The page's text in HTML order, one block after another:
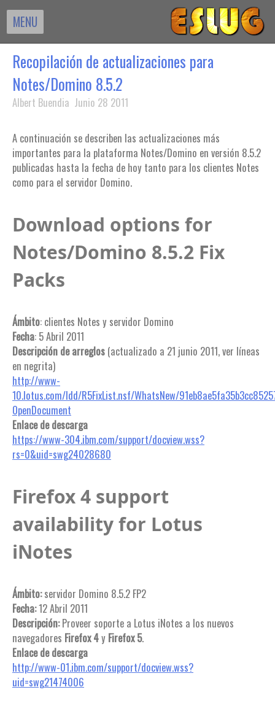
MENU
Recopilación de actualizaciones para
Notes/Domino 8.5.2
Albert Buendia Junio 28 2011
A continuación se describen las actualizaciones más
importantes para la plataforma Notes/Domino en versión 8.5.2
publicadas hasta la fecha de hoy tanto para los clientes Notes
como para el servidor Domino.
Download options for
Notes/Domino 8.5.2 Fix
Packs
Ámbito: clientes Notes y servidor Domino
Fecha: 5 Abril 2011
Descripción de arreglos (actualizado a 21 junio 2011, ver líneas
en negrita)
http://www-
10.lotus.com/ldd/R5FixList.nsf/WhatsNew/
OpenDocument
Enlace de descarga
https://www-304.ibm.com/support/docview.wss?
rs=0&uid=swg24028680
Firefox 4 support
availability for Lotus
iNotes
Ámbito:servidor Domino 8.5.2 FP2
Fecha:12 Abril 2011
Descripción:Proveer soporte a Lotus iNotes a los nuevos
navegadores Firefox 4y Firefox 5.
Enlace de descarga
http://www-01.ibm.com/support/docview.wss?
uid=swg21474006